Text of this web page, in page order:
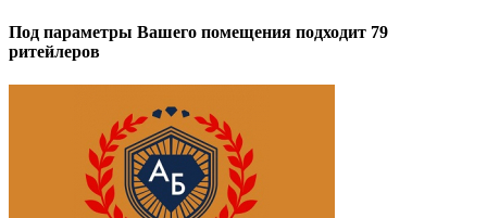
Под параметры Вашего помещения подходит 79
ритейлеров